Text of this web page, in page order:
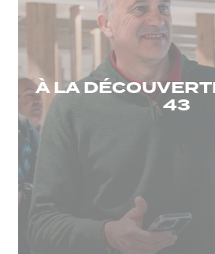
À LA
43